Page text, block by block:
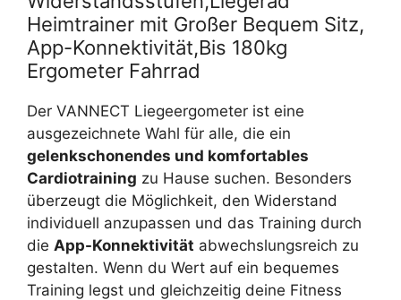
Heimtrainer mit Großer Bequem Sitz,
App-Konnektivität,Bis 180kg
Ergometer Fahrrad
Der VANNECT Liegeergometer ist eine
ausgezeichnete Wahl für alle, die ein
gelenkschonendes und komfortables
Cardiotraining zu Hause suchen. Besonders
überzeugt die Möglichkeit, den Widerstand
individuell anzupassen und das Training durch
die App-Konnektivität abwechslungsreich zu
gestalten. Wenn du Wert auf ein bequemes
Training legst und gleichzeitig deine Fitness